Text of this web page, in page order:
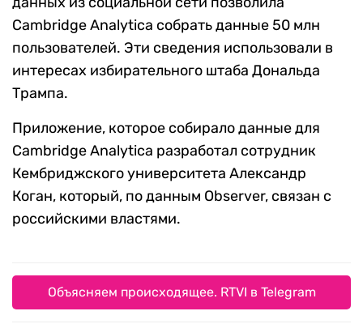
Cambridge Analytica собрать данные 50 млн
пользователей. Эти сведения использовали в
интересах избирательного штаба Дональда
Трампа.
Приложение, которое собирало данные для
Cambridge Analytica разработал сотрудник
Кембриджского университета Александр
Коган, который, по данным Observer, связан с
российскими властями.
Объясняем происходящее. RTVI в Telegram